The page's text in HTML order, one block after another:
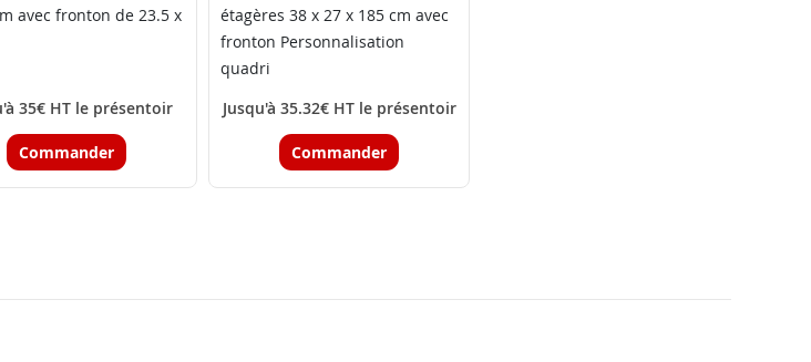
avec fronton de 23.5 x
35€ HT le présentoir
Commander
étagères 38 x 27 x 185 cm avec
fronton Personnalisation
quadri
Jusqu'à 35.32€ HT le présentoir
Commander